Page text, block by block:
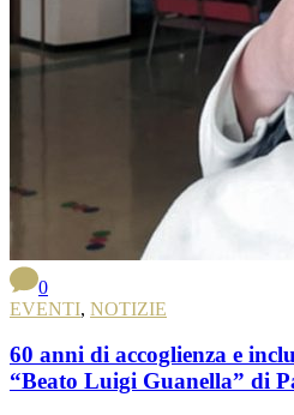
0
EVENTI, NOTIZIE
60 anni di accoglienza e
“Beato Luigi Guanella” di